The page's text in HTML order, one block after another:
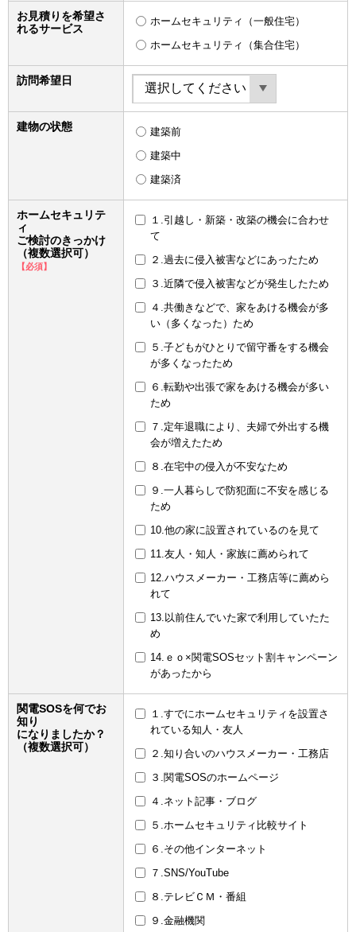
お見積りを希望さ
れるサービス
ホームセキュリティ（一般住宅）
ホームセキュリティ（集合住宅）
訪問希望日
建物の状態
建築前
建築中
建築済
ホームセキュリテ
ィ
ご検討のきっかけ
（複数選択可）
【必須】
１.引越し・新築・改築の機会に合わせ
て
２.過去に侵入被害などにあったため
３.近隣で侵入被害などが発生したため
４.共働きなどで、家をあける機会が多
い（多くなった）ため
５.子どもがひとりで留守番をする機会
が多くなったため
６.転勤や出張で家をあける機会が多い
ため
７.定年退職により、夫婦で外出する機
会が増えたため
８.在宅中の侵入が不安なため
９.一人暮らしで防犯面に不安を感じる
ため
10.他の家に設置されているのを見て
11.友人・知人・家族に薦められて
12.ハウスメーカー・工務店等に薦めら
れて
13.以前住んでいた家で利用していたた
め
14.ｅｏ×関電SOSセット割キャンペーン
があったから
関電SOSを何でお
知り
になりましたか？
（複数選択可）
１.すでにホームセキュリティを設置さ
れている知人・友人
２.知り合いのハウスメーカー・工務店
３.関電SOSのホームページ
４.ネット記事・ブログ
５.ホームセキュリティ比較サイト
６.その他インターネット
７.SNS/YouTube
８.テレビＣＭ・番組
９.金融機関